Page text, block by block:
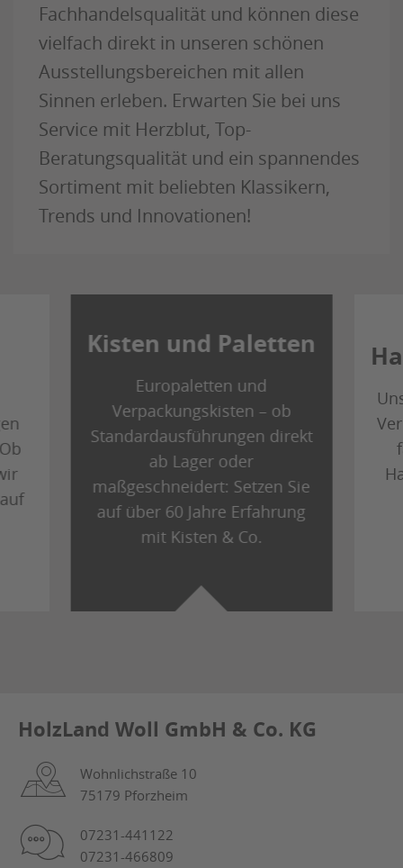
Fachhandelsqualität und können diese
vielfach direkt in unseren schönen
Ausstellungsbereichen mit allen
Sinnen erleben. Erwarten Sie bei uns
Service mit Herzblut, Top-
Beratungsqualität und ein spannendes
Sortiment mit beliebten Klassikern,
Trends und Innovationen!
Kisten und Paletten
Europaletten und
Verpackungskisten – ob
Standardausführungen direkt
ab Lager oder
maßgeschneidert: Setzen Sie
auf über 60 Jahre Erfahrung
mit Kisten & Co.
HolzLand Woll GmbH & Co. KG
Wohnlichstraße 10
75179 Pforzheim
07231-441122
07231-466809